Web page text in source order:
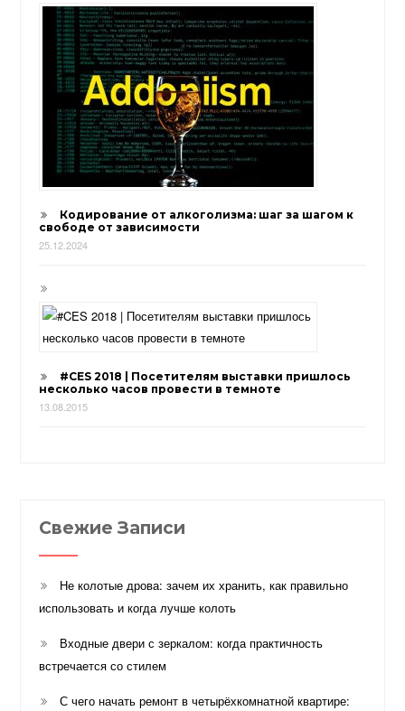
Кодирование от алкоголизма: шаг за шагом к
свободе от зависимости
25.12.2024
#CES 2018 | Посетителям выставки пришлось
несколько часов провести в темноте
13.08.2015
Свежие Записи
Не колотые дрова: зачем их хранить, как правильно
использовать и когда лучше колоть
Входные двери с зеркалом: когда практичность
встречается со стилем
С чего начать ремонт в четырёхкомнатной квартире: